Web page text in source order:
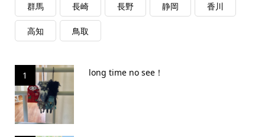
群馬 長崎 長野 静岡 香川
高知 鳥取
1 long time no see！